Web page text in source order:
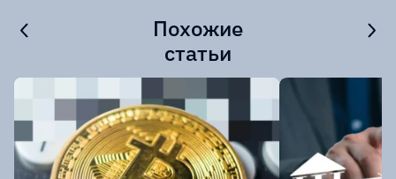
Похожие
статьи